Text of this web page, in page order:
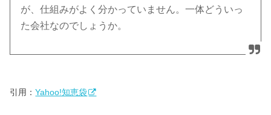
が、仕組みがよく分かっていません。一体どういっ
た会社なのでしょうか。
引用：Yahoo!知恵袋